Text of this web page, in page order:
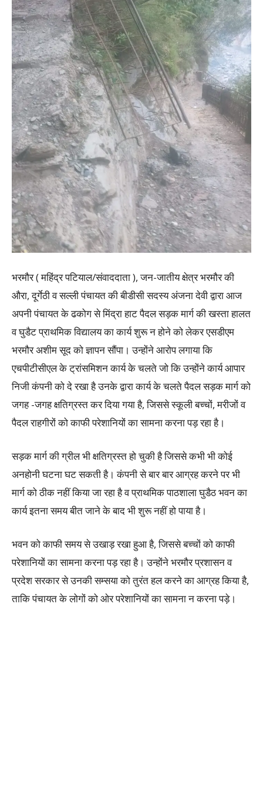
भरमौर ( महिंद्र पटियाल/संवाददाता ), जन-जातीय क्षेत्र भरमौर की
औरा, दूर्गेठी व सल्ली पंचायत की बीडीसी सदस्य अंजना देवी द्वारा आज
अपनी पंचायत के ढकोग से मिंद्रा हाट पैदल सड़क मार्ग की खस्ता हालत
व घुडैट प्राथमिक विद्यालय का कार्य शुरू न होने को लेकर एसडीएम
भरमौर अशीम सूद को ज्ञापन सौंपा। उन्होंने आरोप लगाया कि
एचपीटीसीएल के ट्रांसमिशन कार्य के चलते जो कि उन्होंने कार्य आपार
निजी कंपनी को दे रखा है उनके द्वारा कार्य के चलते पैदल सड़क मार्ग को
जगह -जगह क्षतिग्रस्त कर दिया गया है, जिससे स्कूली बच्चों, मरीजों व
पैदल राहगीरों को काफी परेशानियों का सामना करना पड़ रहा है।
सड़क मार्ग की ग्रील भी क्षतिग्रस्त हो चुकी है जिससे कभी भी कोई
अनहोनी घटना घट सकती है। कंपनी से बार बार आग्रह करने पर भी
मार्ग को ठीक नहीं किया जा रहा है व प्राथमिक पाठशाला घुडैठ भवन का
कार्य इतना समय बीत जाने के बाद भी शुरू नहीं हो पाया है।
भवन को काफी समय से उखाड़ रखा हुआ है, जिससे बच्चों को काफी
परेशानियों का सामना करना पड़ रहा है। उन्होंने भरमौर प्रशासन व
प्रदेश सरकार से उनकी सम्सया को तुरंत हल करने का आग्रह किया है,
ताकि पंचायत के लोगों को ओर परेशानियों का सामना न करना पड़े।